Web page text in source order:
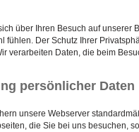
über Ihren Besuch auf
fühlen. Der Schutz Ihrer
verarbeiten Daten, die beim
persönlicher Daten
unsere Webserver
die Sie bei uns besuchen,